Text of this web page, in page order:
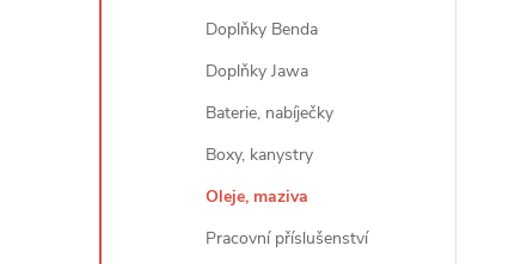
Doplňky Benda
Doplňky Jawa
Baterie, nabíječky
Boxy, kanystry
Oleje, maziva
Pracovní příslušenství